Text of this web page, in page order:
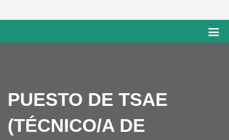
PUESTO DE TSAE
(TÉCNICO/A DE